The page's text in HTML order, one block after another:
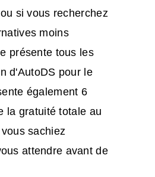
si vous recherchez
moins
présente tous les
d'AutoDS pour le
également 6
la gratuité totale au
sachiez
attendre avant de